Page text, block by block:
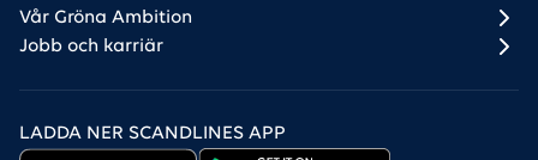
Vår Gröna Ambition
Jobb och karriär
LADDA NER SCANDLINES APP